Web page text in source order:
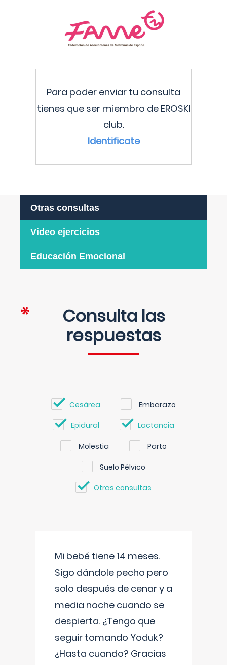
Para poder enviar tu consulta
tienes que ser miembro de EROSKI
club.
Identificate
Otras consultas
Video ejercicios
Educación Emocional
Consulta las
respuestas
Cesárea Embarazo
Epidural Lactancia
Molestia Parto
Suelo Pélvico
Otras consultas
Mi bebé tiene 14 meses.
Sigo dándole pecho pero
solo después de cenar y a
media noche cuando se
despierta. ¿Tengo que
seguir tomando Yoduk?
¿Hasta cuando? Gracias